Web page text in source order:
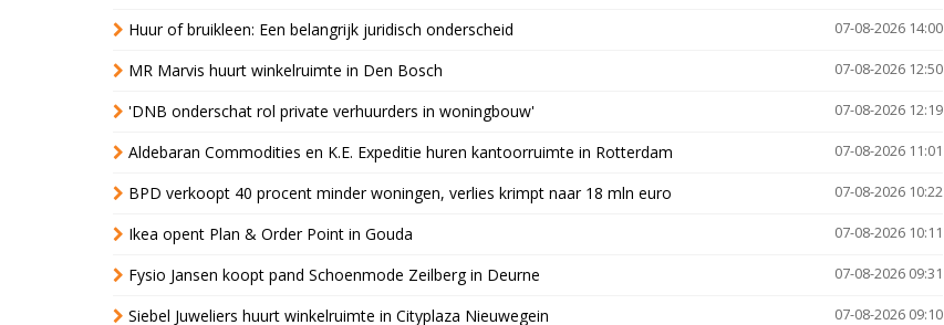
07-08-2026 14:00
Huur of bruikleen: Een belangrijk juridisch onderscheid
07-08-2026 12:50
MR Marvis huurt winkelruimte in Den Bosch
07-08-2026 12:19
'DNB onderschat rol private verhuurders in woningbouw'
07-08-2026 11:01
Aldebaran Commodities en K.E. Expeditie huren kantoorruimte in Rotterdam
07-08-2026 10:22
BPD verkoopt 40 procent minder woningen, verlies krimpt naar 18 mln euro
07-08-2026 10:11
Ikea opent Plan & Order Point in Gouda
07-08-2026 09:31
Fysio Jansen koopt pand Schoenmode Zeilberg in Deurne
07-08-2026 09:10
Siebel Juweliers huurt winkelruimte in Cityplaza Nieuwegein